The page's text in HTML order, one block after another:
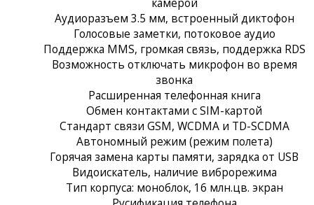
Аудиоразъем 3.5 мм, встроенный диктофон
Голосовые заметки, потоковое аудио
Поддержка MMS, громкая связь, поддержка RDS
Возможность отключать микрофон во время
звонка
Расширенная телефонная книга
Обмен контактами с SIM-картой
Стандарт связи GSM, WCDMA и TD-SCDMA
Автономный режим (режим полета)
Горячая замена карты памяти, зарядка от USB
Видоискатель, наличие виброрежима
Тип корпуса: моноблок, 16 млн.цв. экран